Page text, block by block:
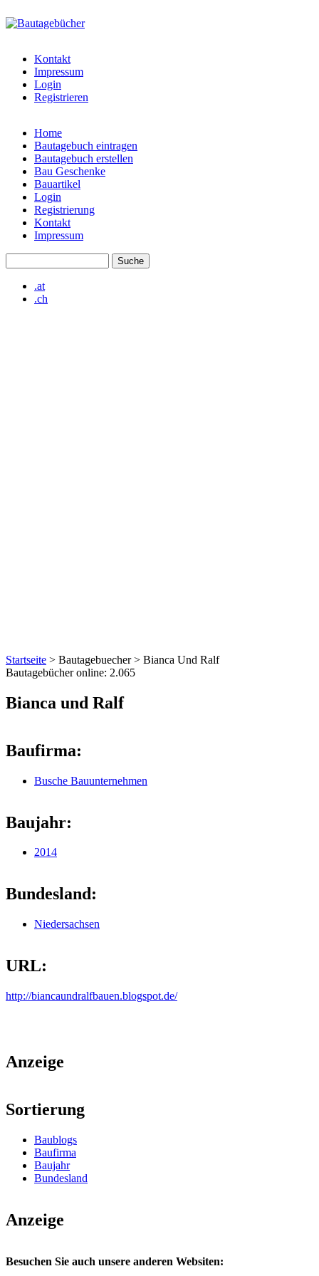
bautagebuch-
liste.de
Kontakt
Impressum
Login
Registrieren
Hauptmenü
Home
Bautagebuch eintragen
Bautagebuch erstellen
Bau Geschenke
Bauartikel
Login
Registrierung
Kontakt
Impressum
.at
.ch
Startseite > Bautagebuecher > Bianca Und Ralf
Bautagebücher online: 2.065
Bianca und Ralf
Baufirma:
Busche Bauunternehmen
Baujahr:
2014
Bundesland:
Niedersachsen
URL:
http://biancaundralfbauen.blogspot.de/
Anzeige
Sortierung
Baublogs
Baufirma
Baujahr
Bundesland
Anzeige
Besuchen Sie auch unsere anderen Websiten: